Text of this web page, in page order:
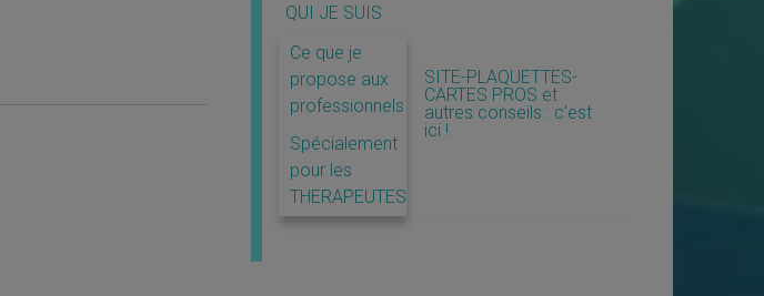
QUI JE SUIS
Ce que je
propose aux
professionnels
Spécialement
pour les
THERAPEUTES
SITE-PLAQUETTES-
CARTES PROS et
autres conseils : c’est
ici !